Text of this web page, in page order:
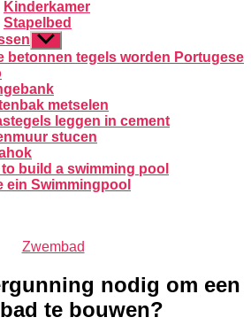
Kinderkamer
Stapelbed
Toon
submenu
betonnen tegels worden Portugese
metselen
leggen in cement
stucen
to build a swimming pool
ein Swimmingpool
Categorieën
Zwembad
nodig om een
te bouwen?